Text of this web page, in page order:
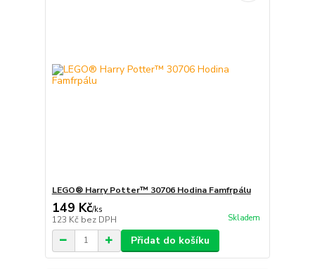
LEGO® Harry Potter™ 30706 Hodina Famfrpálu
149 Kč/ks
123 Kč bez DPH Skladem
Přidat do košíku